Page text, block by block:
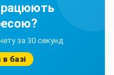
за 30 секунд
базі